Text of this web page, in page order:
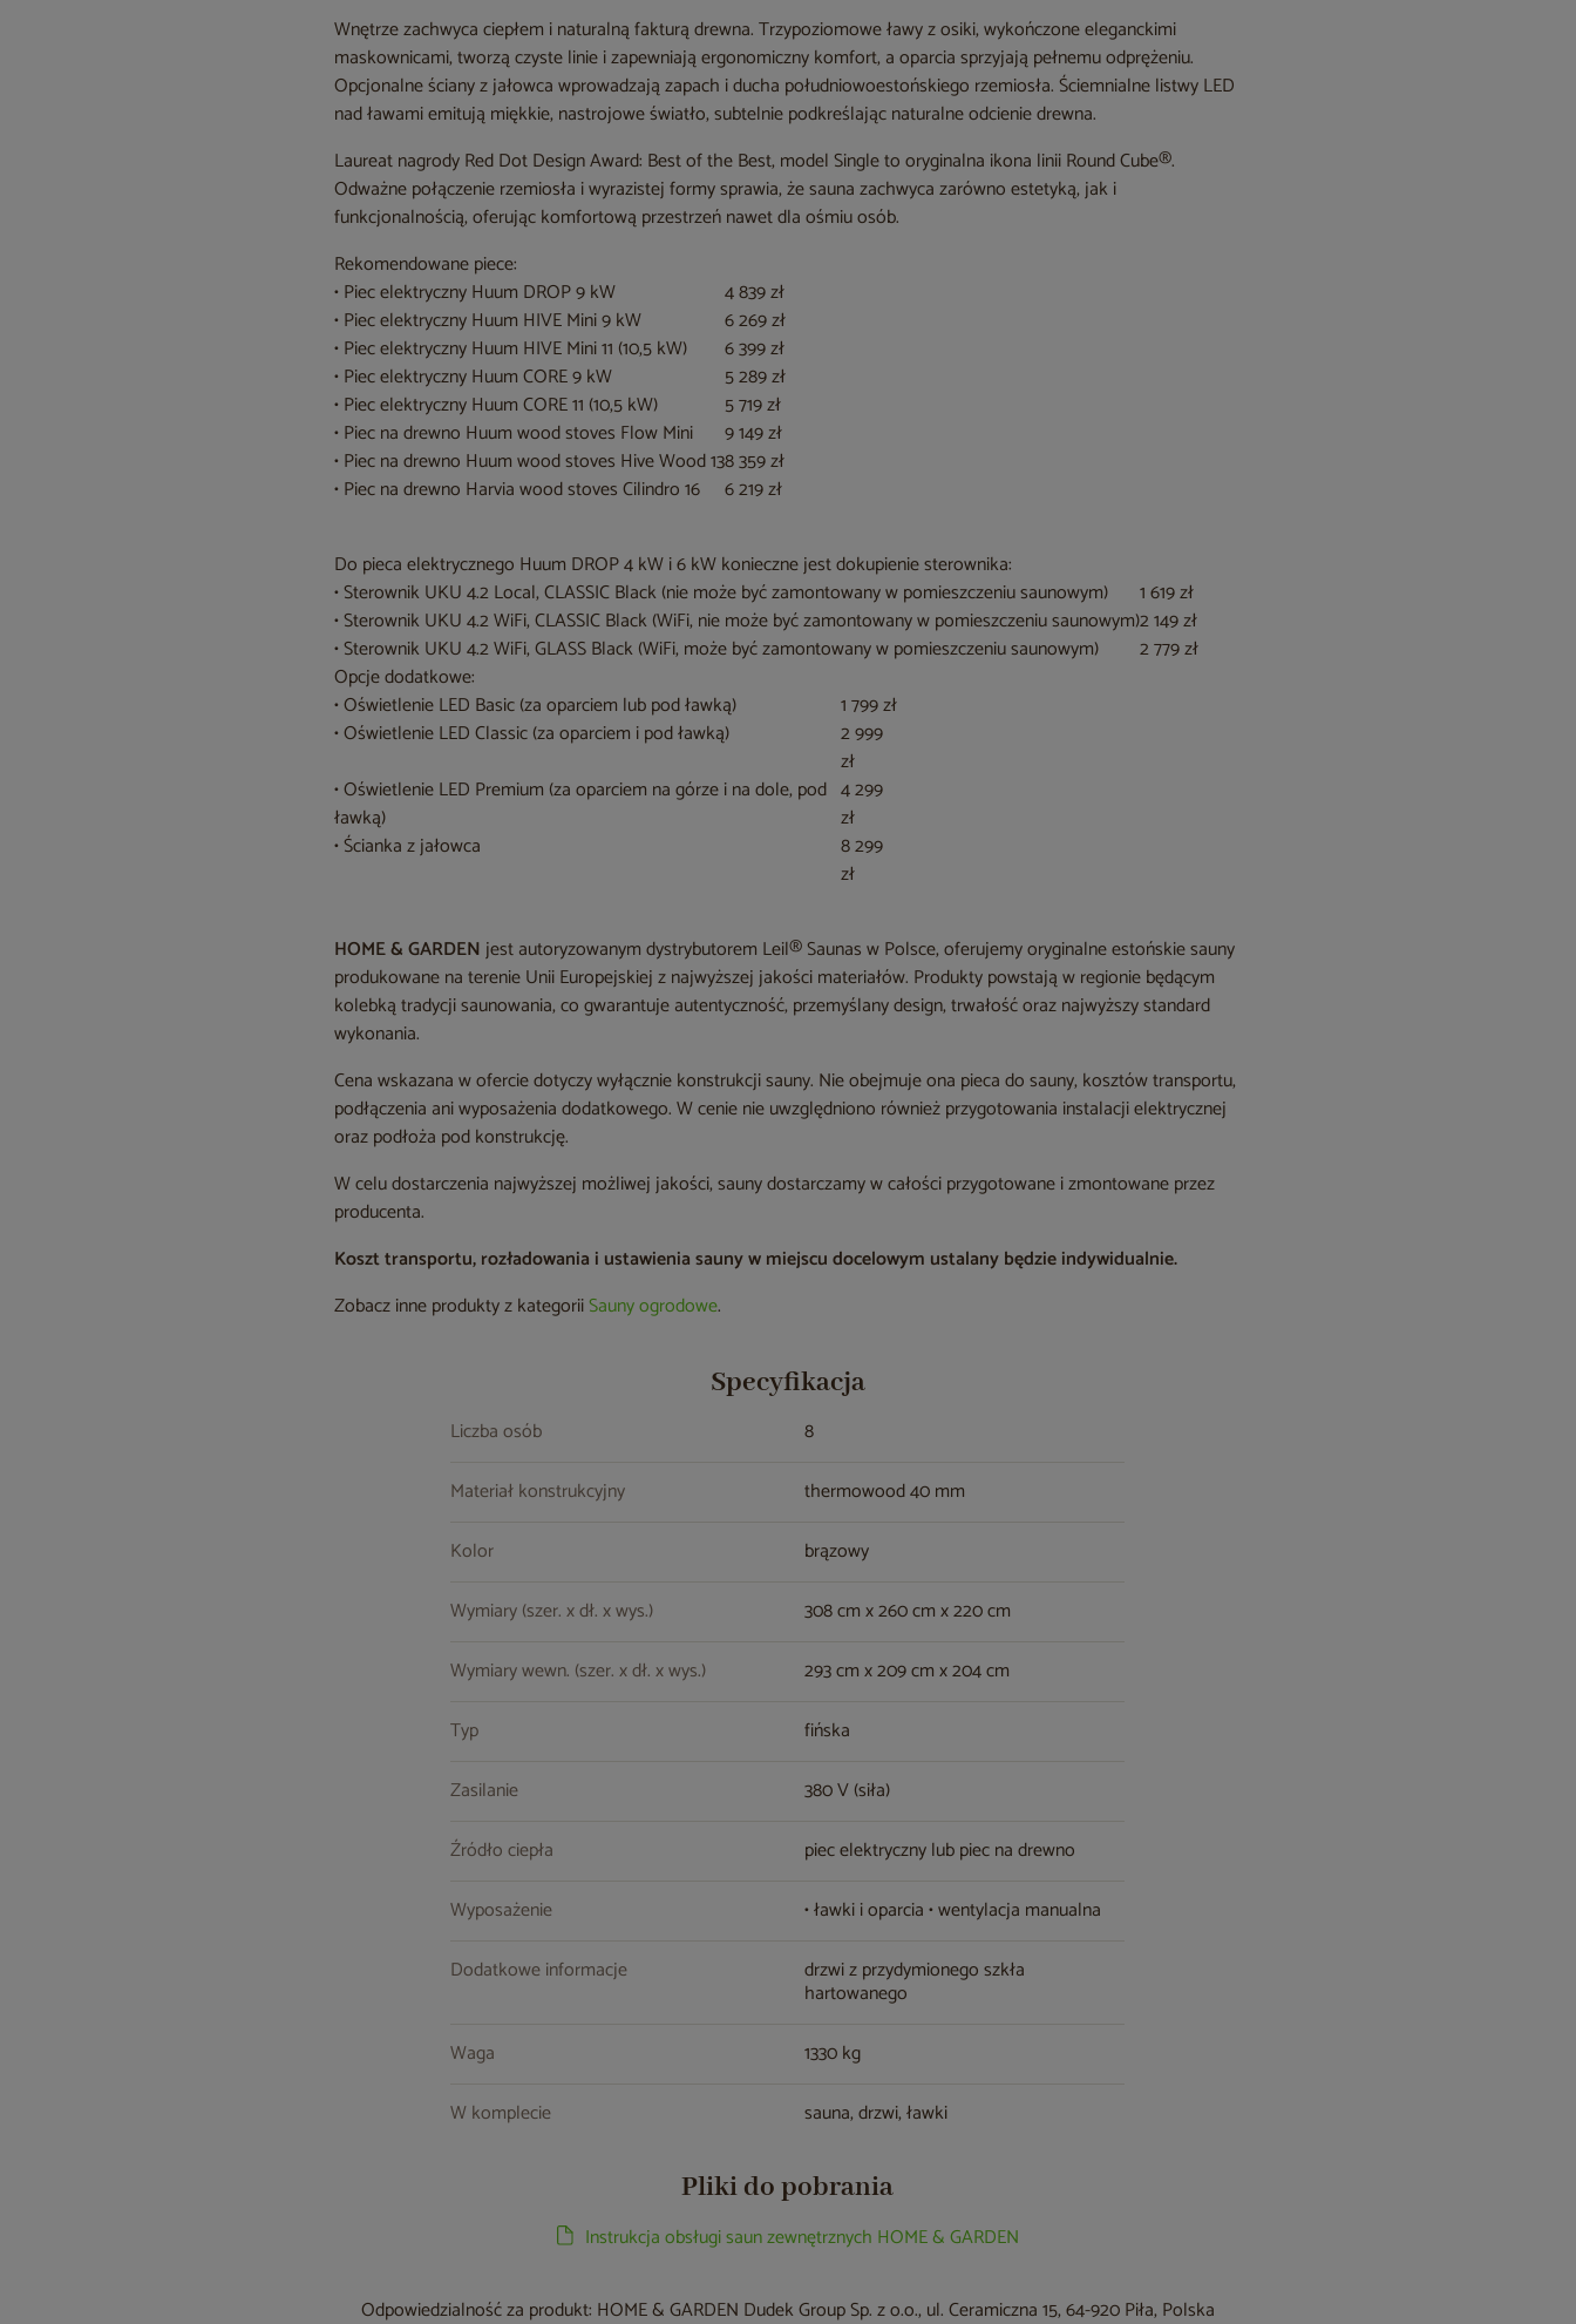
Wnętrze zachwyca ciepłem i naturalną fakturą drewna. Trzypoziomowe ławy z osiki, wykończone eleganckimi
maskownicami, tworzą czyste linie i zapewniają ergonomiczny komfort, a oparcia sprzyjają pełnemu odprężeniu.
Opcjonalne ściany z jałowca wprowadzają zapach i ducha południowoestońskiego rzemiosła. Ściemnialne listwy LED
nad ławami emitują miękkie, nastrojowe światło, subtelnie podkreślając naturalne odcienie drewna.
Laureat nagrody Red Dot Design Award: Best of the Best, model Single to oryginalna ikona linii Round Cube®.
Odważne połączenie rzemiosła i wyrazistej formy sprawia, że sauna zachwyca zarówno estetyką, jak i
funkcjonalnością, oferując komfortową przestrzeń nawet dla ośmiu osób.
Rekomendowane piece:
• Piec elektryczny Huum DROP 9 kW
4 839 zł
• Piec elektryczny Huum HIVE Mini 9 kW
6 269 zł
• Piec elektryczny Huum HIVE Mini 11 (10,5 kW)
6 399 zł
• Piec elektryczny Huum CORE 9 kW
5 289 zł
• Piec elektryczny Huum CORE 11 (10,5 kW)
5 719 zł
• Piec na drewno Huum wood stoves Flow Mini
9 149 zł
• Piec na drewno Huum wood stoves Hive Wood 138 359 zł
• Piec na drewno Harvia wood stoves Cilindro 16
6 219 zł
Do pieca elektrycznego Huum DROP 4 kW i 6 kW konieczne jest dokupienie sterownika:
• Sterownik UKU 4.2 Local, CLASSIC Black (nie może być zamontowany w pomieszczeniu saunowym)
1 619 zł
• Sterownik UKU 4.2 WiFi, CLASSIC Black (WiFi, nie może być zamontowany w pomieszczeniu saunowym)2 149 zł
• Sterownik UKU 4.2 WiFi, GLASS Black (WiFi, może być zamontowany w pomieszczeniu saunowym)
2 779 zł
Opcje dodatkowe:
• Oświetlenie LED Basic (za oparciem lub pod ławką)
1 799 zł
• Oświetlenie LED Classic (za oparciem i pod ławką)
2 999
zł
• Oświetlenie LED Premium (za oparciem na górze i na dole, pod
ławką)
4 299
zł
• Ścianka z jałowca
8 299
zł
HOME & GARDENjest autoryzowanym dystrybutorem Leil® Saunas w Polsce, oferujemy oryginalne estońskie sauny
produkowane na terenie Unii Europejskiej z najwyższej jakości materiałów. Produkty powstają w regionie będącym
kolebką tradycji saunowania, co gwarantuje autentyczność, przemyślany design, trwałość oraz najwyższy standard
wykonania.
Cena wskazana w ofercie dotyczy wyłącznie konstrukcji sauny. Nie obejmuje ona pieca do sauny, kosztów transportu,
podłączenia ani wyposażenia dodatkowego. W cenie nie uwzględniono również przygotowania instalacji elektrycznej
oraz podłoża pod konstrukcję.
W celu dostarczenia najwyższej możliwej jakości, sauny dostarczamy w całości przygotowane i zmontowane przez
producenta.
Koszt transportu, rozładowania i ustawienia sauny w miejscu docelowym ustalany będzie indywidualnie.
Zobacz inne produkty z kategoriiSauny ogrodowe.
Specyfikacja
Liczba osób
8
Materiał konstrukcyjny
thermowood 40 mm
Kolor
brązowy
Wymiary (szer. x dł. x wys.)
308 cm x 260 cm x 220 cm
Wymiary wewn. (szer. x dł. x wys.)
293 cm x 209 cm x 204 cm
Typ
fińska
Zasilanie
380 V (siła)
Źródło ciepła
piec elektryczny lub piec na drewno
Wyposażenie
• ławki i oparcia • wentylacja manualna
Dodatkowe informacje
drzwi z przydymionego szkła
hartowanego
Waga
1330 kg
W komplecie
sauna, drzwi, ławki
Pliki do pobrania
Instrukcja obsługi saun zewnętrznych HOME & GARDEN
Odpowiedzialność za produkt: HOME & GARDEN Dudek Group Sp. z o.o., ul. Ceramiczna 15, 64-920 Piła, Polska